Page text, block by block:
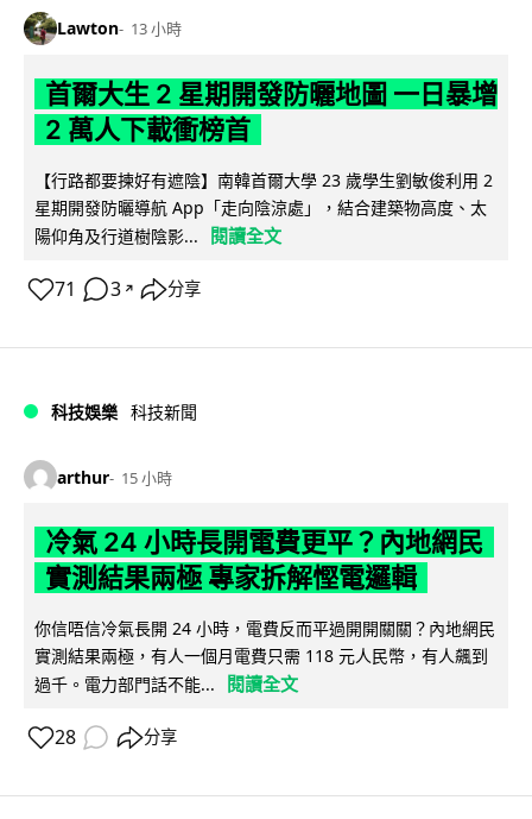
Lawton 13 小時
首爾大生 2 星期開發防曬地圖 一日暴增
2 萬人下載衝榜首
【行路都要揀好有遮陰】南韓首爾大學 23 歲學生劉敏俊利用 2
星期開發防曬導航 App「走向陰涼處」，結合建築物高度、太
陽仰角及行道樹陰影...
閱讀全文
71 3 ↗ 分享
科技娛樂 科技新聞
arthur 15 小時
冷氣 24 小時長開電費更平？內地網民
實測結果兩極 專家拆解慳電邏輯
你信唔信冷氣長開 24 小時，電費反而平過開開關關？內地網民
實測結果兩極，有人一個月電費只需 118 元人民幣，有人飆到
過千。電力部門話不能...
閱讀全文
28 分享